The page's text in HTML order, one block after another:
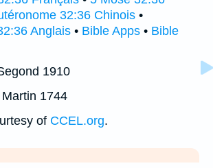
32:36 Chinois •
Anglais • Bible Apps • Bible
1910
1744
of CCEL.org.